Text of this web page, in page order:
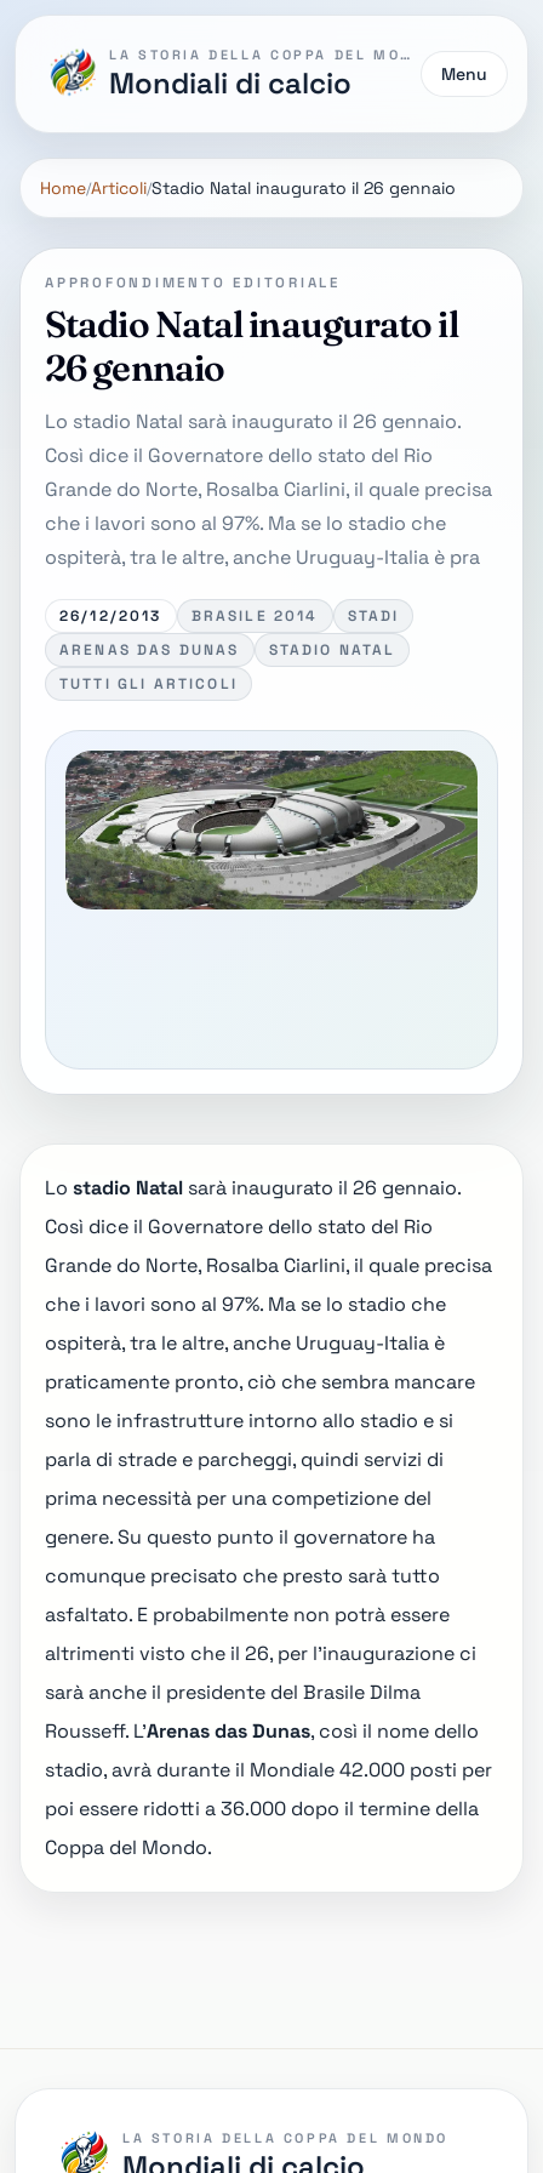
LA STORIA DELLA COPPA DEL MONDO
Mondiali di calcio Menu
Home Articoli Stadio Natal inaugurato il 26 gennaio
APPROFONDIMENTO EDITORIALE
Stadio Natal inaugurato il
26 gennaio
Lo stadio Natal sarà inaugurato il 26 gennaio.
Così dice il Governatore dello stato del Rio
Grande do Norte, Rosalba Ciarlini, il quale precisa
che i lavori sono al 97%. Ma se lo stadio che
ospiterà, tra le altre, anche Uruguay-Italia è pra
26/12/2013 BRASILE 2014
STADI
ARENAS DAS DUNAS
STADIO NATAL
TUTTI GLI ARTICOLI
Lo stadio Natal sarà inaugurato il 26 gennaio.
Così dice il Governatore dello stato del Rio
Grande do Norte, Rosalba Ciarlini, il quale precisa
che i lavori sono al 97%. Ma se lo stadio che
ospiterà, tra le altre, anche Uruguay-Italia è
praticamente pronto, ciò che sembra mancare
sono le infrastrutture intorno allo stadio e si
parla di strade e parcheggi, quindi servizi di
prima necessità per una competizione del
genere. Su questo punto il governatore ha
comunque precisato che presto sarà tutto
asfaltato. E probabilmente non potrà essere
altrimenti visto che il 26, per l'inaugurazione ci
sarà anche il presidente del Brasile Dilma
Rousseff. L'Arenas das Dunas, così il nome dello
stadio, avrà durante il Mondiale 42.000 posti per
poi essere ridotti a 36.000 dopo il termine della
Coppa del Mondo.
LA STORIA DELLA COPPA DEL MONDO